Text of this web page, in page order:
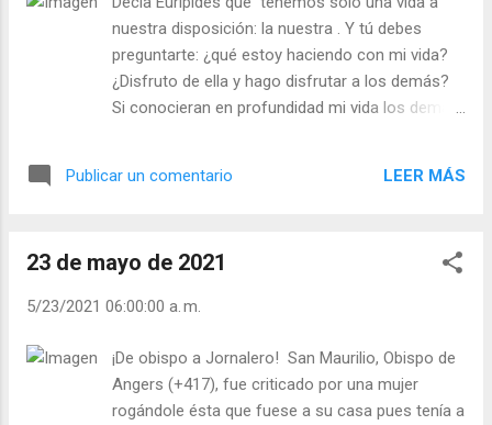
propone cada día ser bueno/a? - ¿Siente
envidia de los caraduras? Julián Escobar. |
Lecturas del Día (+ Leer ). | Evangelio y
Meditación (+ Leer ) | | Santo del día (+ Leer
) | Laudes (+ Leer ) | Vísperas (+ Leer ) |
nuestra disposición: la nuestra . Y tú debes
preguntarte: ¿qué estoy haciendo con mi vida?
¿Disfruto de ella y hago disfrutar a los demás?
Si conocieran en profundidad mi vida los demás,
proceder, pero así sabríamos si vamos
de tu vida? - ¿Llenas tu vida de personas y
Lecturas del Día (+ Leer ). | Evangelio y
Laudes (+ Leer ) | Vísperas (+ Leer ) |
Publicar un comentario LEER MÁS
23 de mayo de 2021
5/23/2021 06:00:00 a. m.
¡De obispo a Jornalero! San Maurilio, Obispo de
Angers (+417), fue criticado por una mujer
rogándole ésta que fuese a su casa pues tenía a